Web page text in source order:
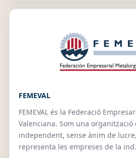
FEMEVAL
FEMEVAL és la Federació
Valenciana. Som una
independent, sense ànim de
representa les empreses de la